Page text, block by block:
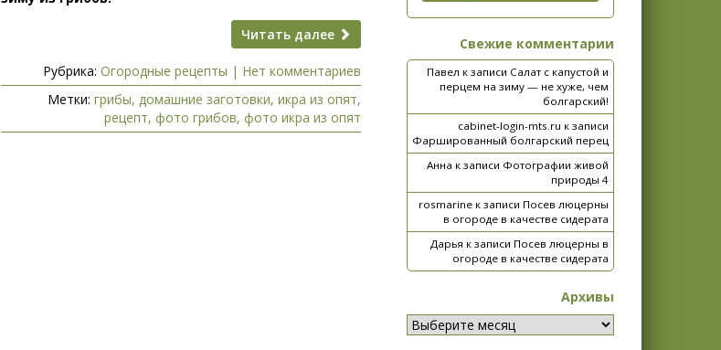
Читать далее
Рубрика: Огородные рецепты | Нет комментариев
Метки: грибы, домашние заготовки, икра из опят,
рецепт, фото грибов, фото икра из опят
Свежие комментарии
Павел к записи Салат с капустой и
перцем на зиму — не хуже, чем
болгарский!
cabinet-login-mts.ru к записи
Фаршированный болгарский перец
Анна к записи Фотографии живой
природы 4
rosmarine к записи Посев люцерны
в огороде в качестве сидерата
Дарья к записи Посев люцерны в
огороде в качестве сидерата
Архивы